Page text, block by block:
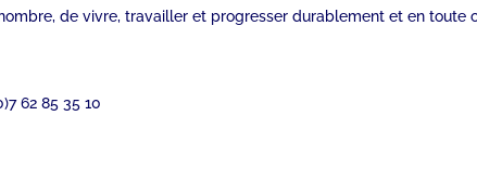
de vivre, travailler et progresser durablement et en toute
62 85 35 10